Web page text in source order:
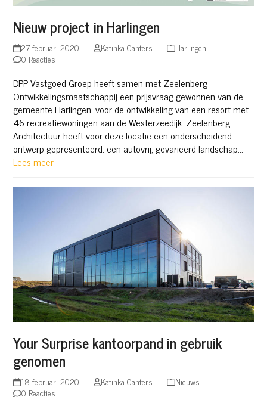
Nieuw project in Harlingen
27 februari 2020 Katinka Canters
Harlingen
0 Reacties
DPP Vastgoed Groep heeft samen met Zeelenberg
Ontwikkelingsmaatschappij een prijsvraag gewonnen van de
gemeente Harlingen, voor de ontwikkeling van een resort met
46 recreatiewoningen aan de Westerzeedijk. Zeelenberg
Architectuur heeft voor deze locatie een onderscheidend
ontwerp gepresenteerd: een autovrij, gevarieerd landschap…
Lees meer
Your Surprise kantoorpand in gebruik
genomen
18 februari 2020 Katinka Canters
Nieuws
0 Reacties